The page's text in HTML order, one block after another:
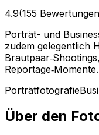
4.9(155
Porträt- und
zudem gelegentlich
Reportage‑Momente.
Porträtfotografie
Über den